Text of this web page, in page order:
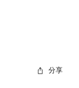
分享